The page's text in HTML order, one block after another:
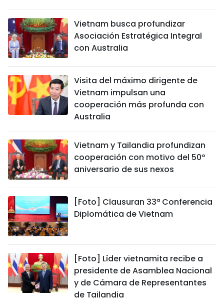
Vietnam busca profundizar
Asociación Estratégica Integral
con Australia
Visita del máximo dirigente de
Vietnam impulsan una
cooperación más profunda con
Australia
Vietnam y Tailandia profundizan
cooperación con motivo del 50º
aniversario de sus nexos
[Foto] Clausuran 33ª Conferencia
Diplomática de Vietnam
[Foto] Líder vietnamita recibe a
presidente de Asamblea Nacional
y de Cámara de Representantes
de Tailandia